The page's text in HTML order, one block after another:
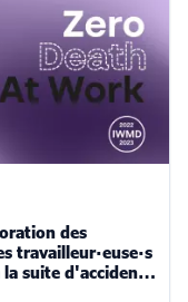
des
travailleur·euse·s
suite d'accidents